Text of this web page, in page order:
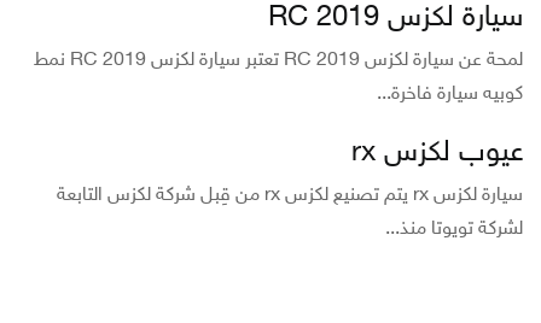
سيارة لكزس RC 2019
لمحة عن سيارة لكزس RC 2019 تعتبر سيارة لكزس RC 2019 نمط
كوبيه سيارة فاخرة...
عيوب لكزس rx
سيارة لكزس rx يتم تصنيع لكزس rx من قِبل شركة لكزس التابعة
لشركة تويوتا منذ...